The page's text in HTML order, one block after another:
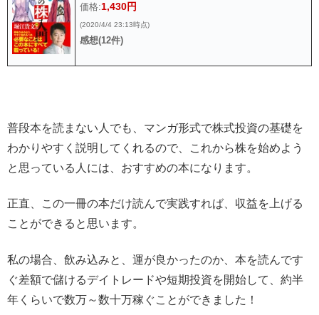
価格:1,430円
(2020/4/4 23:13時点)
感想(12件)
普段本を読まない人でも、マンガ形式で株式投資の基礎を
わかりやすく説明してくれるので、これから株を始めよう
と思っている人には、おすすめの本になります。
正直、この一冊の本だけ読んで実践すれば、収益を上げる
ことができると思います。
私の場合、飲み込みと、運が良かったのか、本を読んです
ぐ差額で儲けるデイトレードや短期投資を開始して、約半
年くらいで数万～数十万稼ぐことができました！